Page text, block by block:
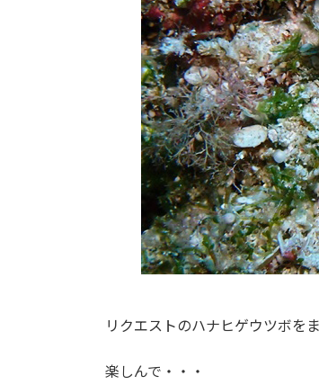
リクエストのハナヒゲウツボを
楽しんで・・・